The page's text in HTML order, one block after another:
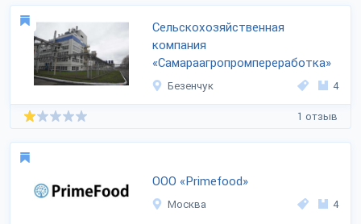
Сельскохозяйственная
компания
«Самараагропромпереработка»
Безенчук 4
1 отзыв
ООО «Primefood»
Москва 4